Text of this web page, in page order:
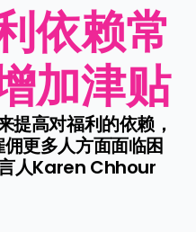
依赖常
加津贴
提高对福利的依赖，
更多人方面面临困
人Karen Chhour